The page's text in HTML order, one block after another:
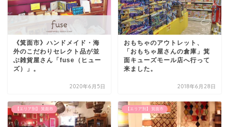
《箕面市》ハンドメイド・海
外のこだわりセレクト品が並
ぶ雑貨屋さん「fuse（ヒュー
ズ）」。
2020年6月5日
おもちゃのアウトレット、
「おもちゃ屋さんの倉庫」箕
面キューズモール店へ行って
来ました。
2018年6月28日
【エリア別】 箕面市 【エリア別】 箕面市